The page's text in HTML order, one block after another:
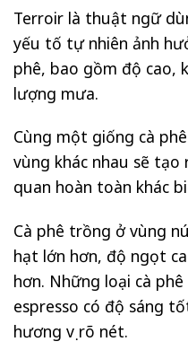
Terroir là thuật ngữ
yếu tố tự nhiên ảnh
phê, bao gồm độ cao,
lượng mưa.
Cùng một giống cà
vùng khác nhau sẽ tạo
quan hoàn toàn khác
Cà phê trồng ở vùng
hạt lớn hơn, độ ngọt
hơn. Những loại cà
espresso có độ sáng
hương vị rõ nét.